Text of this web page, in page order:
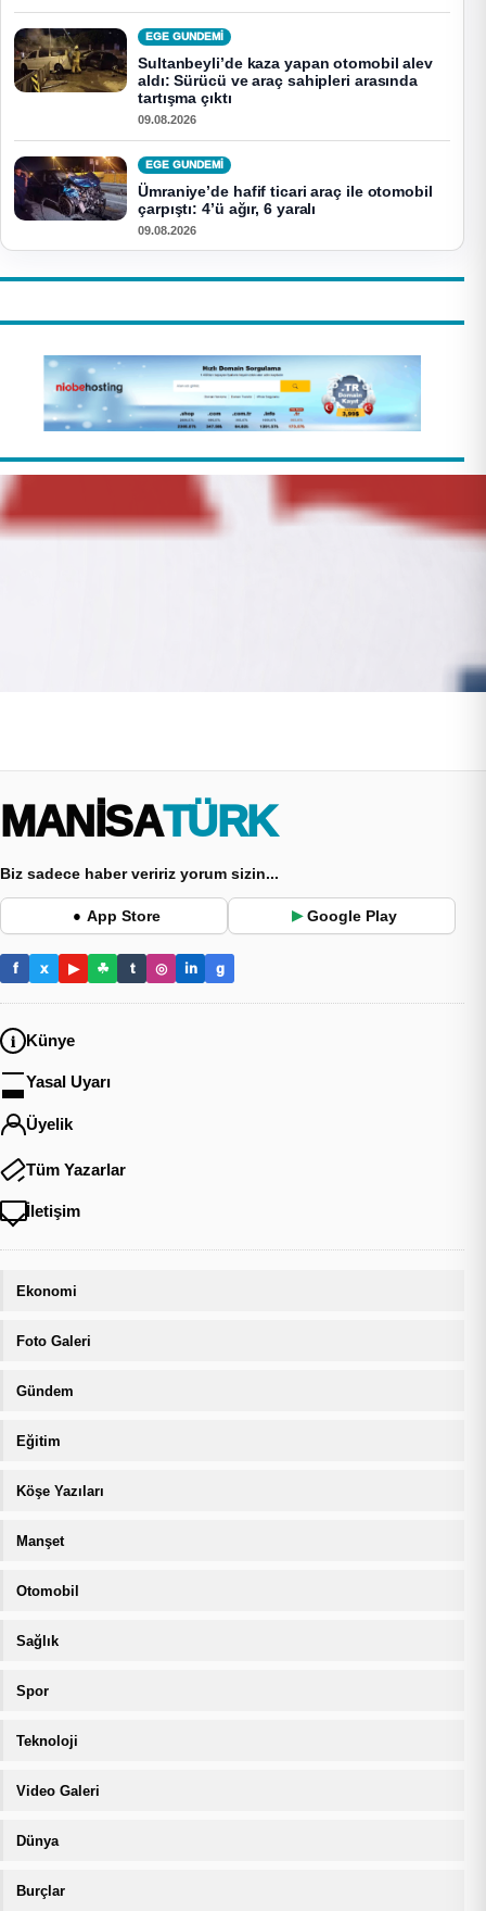
EGE GUNDEMİ
Sultanbeyli’de kaza yapan otomobil alev
aldı: Sürücü ve araç sahipleri arasında
tartışma çıktı
09.08.2026
EGE GUNDEMİ
Ümraniye’de hafif ticari araç ile otomobil
çarpıştı: 4’ü ağır, 6 yaralı
09.08.2026
MANİSA TÜRK
Biz sadece haber veririz yorum sizin...
● App Store ▶ Google Play
f x ▶ ☘ t ◎ in g
Künye
Yasal Uyarı
Üyelik
Tüm Yazarlar
İletişim
Ekonomi
Foto Galeri
Gündem
Eğitim
Köşe Yazıları
Manşet
Otomobil
Sağlık
Spor
Teknoloji
Video Galeri
Dünya
Burçlar